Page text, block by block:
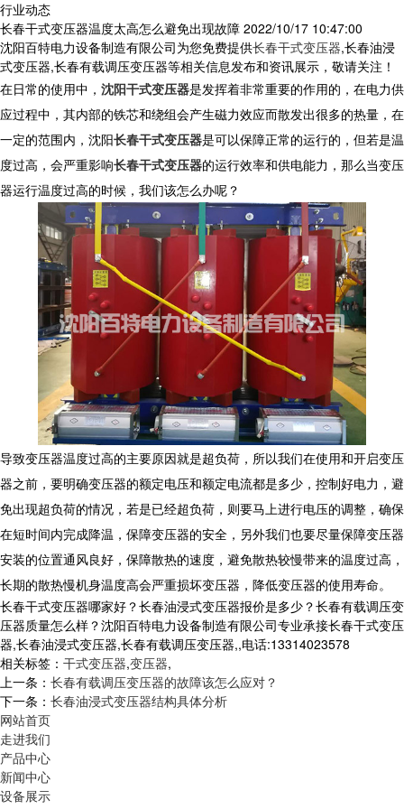
行业动态
长春干式变压器温度太高怎么避免出现故障 2022/10/17 10:47:00
沈阳百特电力设备制造有限公司为您免费提供长春干式变压器,长春油浸
式变压器,长春有载调压变压器等相关信息发布和资讯展示，敬请关注！
在日常的使用中， 沈阳干式变压器是发挥着非常重要的作用的，在电力供
应过程中，其内部的铁芯和绕组会产生磁力效应而散发出很多的热量，在
一定的范围内，沈阳长春干式变压器是可以保障正常的运行的，但若是温
度过高，会严重影响长春干式变压器的运行效率和供电能力，那么当变压
器运行温度过高的时候，我们该怎么办呢？
导致变压器温度过高的主要原因就是超负荷，所以我们在使用和开启变压
器之前，要明确变压器的额定电压和额定电流都是多少，控制好电力，避
免出现超负荷的情况，若是已经超负荷，则要马上进行电压的调整，确保
在短时间内完成降温，保障变压器的安全，另外我们也要尽量保障变压器
安装的位置通风良好，保障散热的速度，避免散热较慢带来的温度过高，
长期的散热慢机身温度高会严重损坏变压器，降低变压器的使用寿命。
长春干式变压器哪家好？长春油浸式变压器报价是多少？长春有载调压变
压器质量怎么样？沈阳百特电力设备制造有限公司专业承接长春干式变压
器,长春油浸式变压器,长春有载调压变压器,,电话:13314023578
相关标签： 干式变压器,变压器,
上一条： 长春有载调压变压器的故障该怎么应对？
下一条： 长春油浸式变压器结构具体分析
网站首页
走进我们
产品中心
新闻中心
设备展示